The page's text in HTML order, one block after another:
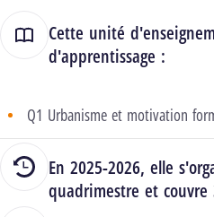
Cette unité
d'apprentissage :
Q1 Urbanisme et motivation
En 2025-2026, elle
quadrimestre et couvre